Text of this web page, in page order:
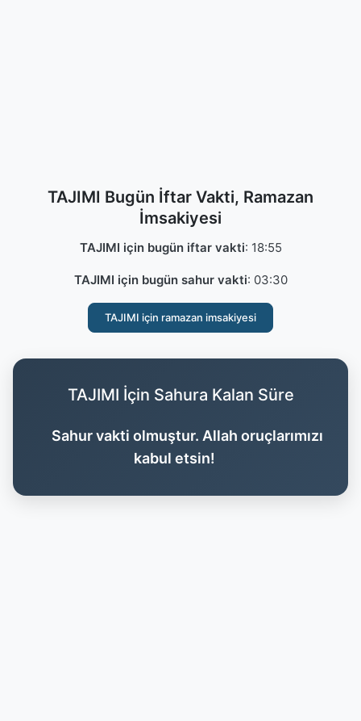
TAJIMI Bugün İftar Vakti, Ramazan
İmsakiyesi
TAJIMI için bugün iftar vakti: 18:55
TAJIMI için bugün sahur vakti: 03:30
TAJIMI için ramazan imsakiyesi
TAJIMI İçin Sahura Kalan Süre
Sahur vakti olmuştur. Allah oruçlarımızı
kabul etsin!